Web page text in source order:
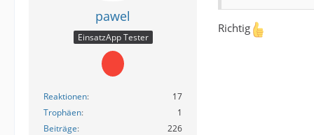
pawel
EinsatzApp Tester
Reaktionen
17
Trophäen
1
Beiträge
226
Richtig